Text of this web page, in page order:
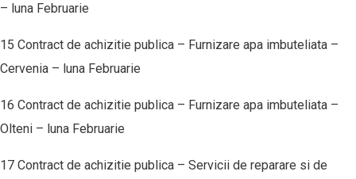
– luna Februarie
15 Contract de achizitie publica – Furnizare apa imbuteliata –
Cervenia – luna Februarie
16 Contract de achizitie publica – Furnizare apa imbuteliata –
Olteni – luna Februarie
17 Contract de achizitie publica – Servicii de reparare si de